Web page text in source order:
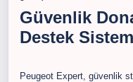
Güvenlik
Destek
Peugeot Expert, güvenlik